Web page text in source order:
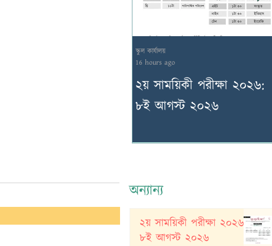
২য় সাময়িকী পরীক্ষা ২০২৬:
৮ই আগস্ট ২০২৬
স্কুল কার্যালয়
16 hours ago
অন্যান্য
২য় সাময়িকী পরীক্ষা ২০২৬:
৮ই আগস্ট ২০২৬